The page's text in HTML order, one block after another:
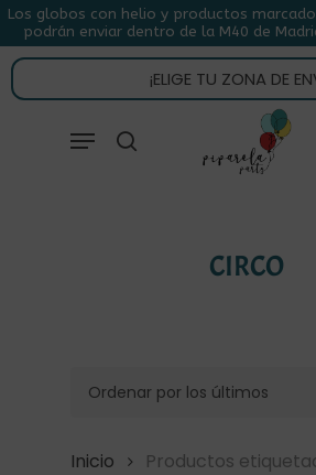
Skip
to
main
content
Los globos con helio y productos
podrán enviar dentro de la M40 de
¡ELIGE TU ZONA DE
Menu
CARRITO
CIRCO
Inicio Productos
Menu